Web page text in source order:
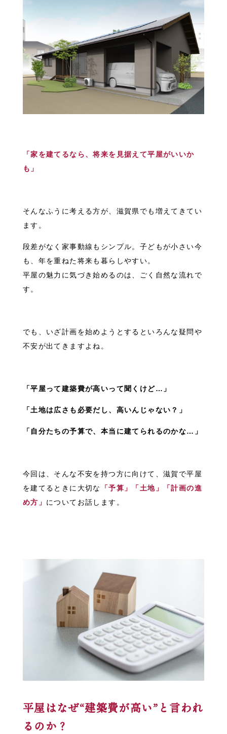
「家を建てるなら、将来を見据えて平屋がいいか
も」
そんなふうに考える方が、滋賀県でも増えてきてい
ます。
段差がなく家事動線もシンプル。子どもが小さい今
も、年を重ねた将来も暮らしやすい。
平屋の魅力に気づき始めるのは、ごく自然な流れで
す。
でも、いざ計画を始めようとするといろんな疑問や
不安が出てきますよね。
「平屋って建築費が高いって聞くけど…」
「土地は広さも必要だし、高いんじゃない？」
「自分たちの予算で、本当に建てられるのかな…」
今回は、そんな不安を持つ方に向けて、滋賀で平屋
を建てるときに大切な
「予算」「土地」「計画の進
め方」 についてお話します。
平屋はなぜ“建築費が高い”と 言われ
るのか？